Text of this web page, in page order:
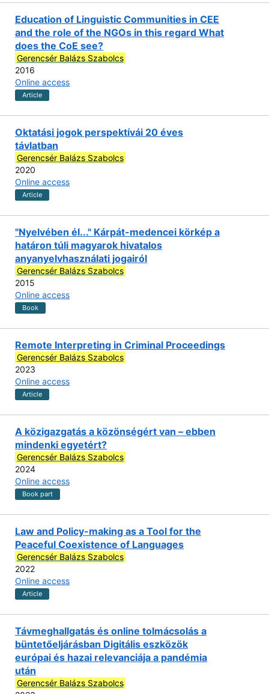
Education of Linguistic Communities in CEE
and the role of the NGOs in this regard What
does the CoE see?
Gerencsér Balázs Szabolcs
2016
Online access
Article
Oktatási jogok perspektívái 20 éves
távlatban
Gerencsér Balázs Szabolcs
2020
Online access
Article
"Nyelvében él..." Kárpát-medencei körkép a
határon túli magyarok hivatalos
anyanyelvhasználati jogairól
Gerencsér Balázs Szabolcs
2015
Online access
Book
Remote Interpreting in Criminal Proceedings
Gerencsér Balázs Szabolcs
2023
Online access
Article
A közigazgatás a közönségért van – ebben
mindenki egyetért?
Gerencsér Balázs Szabolcs
2024
Online access
Book part
Law and Policy-making as a Tool for the
Peaceful Coexistence of Languages
Gerencsér Balázs Szabolcs
2022
Online access
Article
Távmeghallgatás és online tolmácsolás a
büntetőeljárásban Digitális eszközök
európai és hazai relevanciája a pandémia
után
Gerencsér Balázs Szabolcs